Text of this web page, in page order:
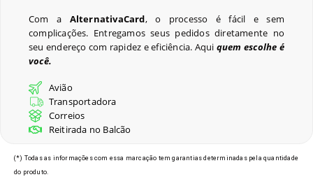
Com a AlternativaCard, o processo é fácil e sem
complicações. Entregamos seus pedidos diretamente no
seu endereço com rapidez e eficiência. Aqui quem escolhe é
você.
Avião
Transportadora
Correios
Reitirada no Balcão
(*) Todas as informações com essa marcação tem garantias determinadas pela quantidade
do produto.